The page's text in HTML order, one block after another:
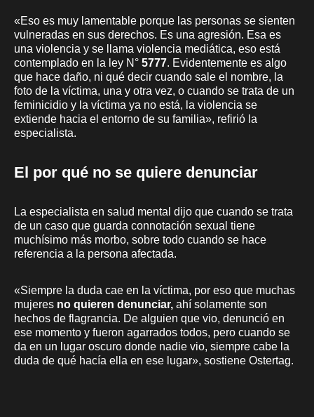
«Eso es muy lamentable porque las personas se sienten
vulneradas en sus derechos. Es una agresión. Esa es
una violencia y se llama violencia mediática, eso está
contemplado en la ley N° 5777. Evidentemente es algo
que hace daño, ni qué decir cuando sale el nombre, la
foto de la víctima, una y otra vez, o cuando se trata de un
feminicidio y la víctima ya no está, la violencia se
extiende hacia el entorno de su familia», refirió la
especialista.
El por qué no se quiere denunciar
La especialista en salud mental dijo que cuando se trata
de un caso que guarda connotación sexual tiene
muchísimo más morbo, sobre todo cuando se hace
referencia a la persona afectada.
«Siempre la duda cae en la víctima, por eso que muchas
mujeres no quieren denunciar, ahí solamente son
hechos de flagrancia. De alguien que vio, denunció en
ese momento y fueron agarrados todos, pero cuando se
da en un lugar oscuro donde nadie vio, siempre cabe la
duda de qué hacía ella en ese lugar», sostiene Ostertag.